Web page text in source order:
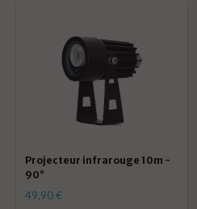
Projecteur infrarouge 10m -
90°
49,90 €